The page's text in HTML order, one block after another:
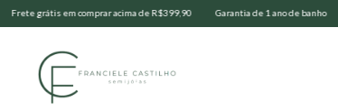
Garantia de 1 ano de banho Frete grátis em comprar acima de R$399,90